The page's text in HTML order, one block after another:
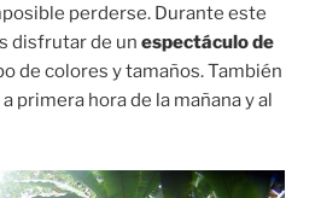
perderse. Durante este
disfrutar de un espectáculo de
de colores y tamaños. También
primera hora de la mañana y al